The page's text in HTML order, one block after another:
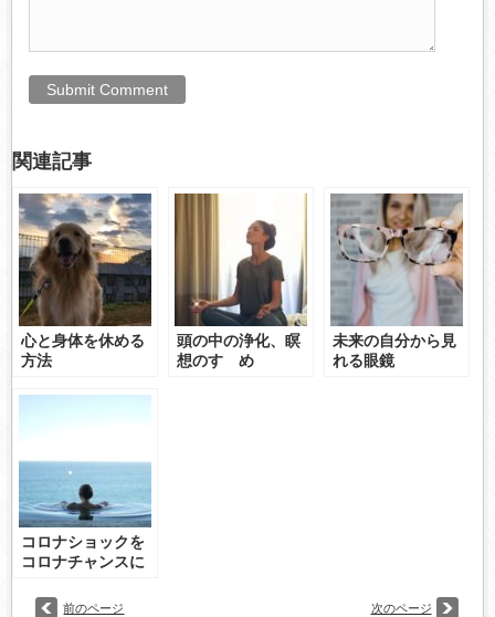
関連記事
心と身体を休める
方法
頭の中の浄化、瞑
想のすゝめ
未来の自分から見
れる眼鏡
コロナショックを
コロナチャンスに
前のページ 次のページ